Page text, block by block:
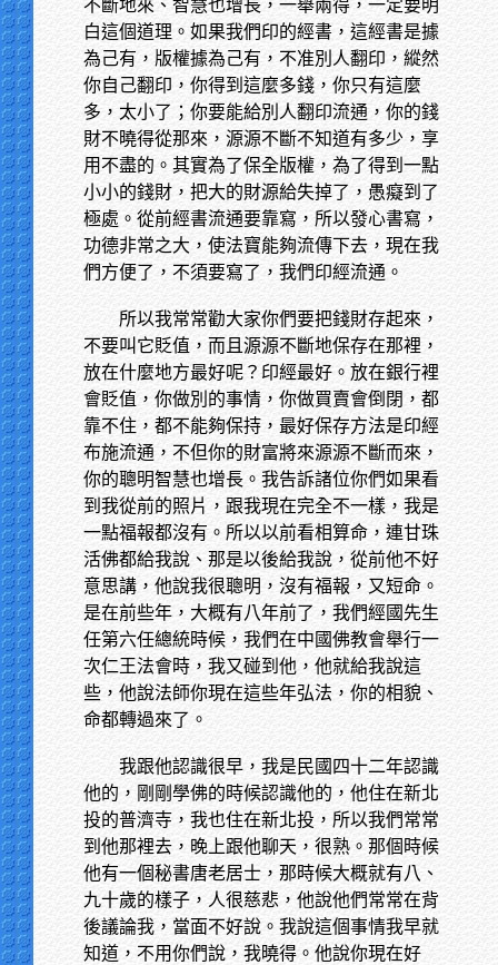
不斷地來、智慧也增長，一舉兩得，一定要明
白這個道理。如果我們印的經書，這經書是據
為己有，版權據為己有，不准別人翻印，縱然
你自己翻印，你得到這麼多錢，你只有這麼
多，太小了；你要能給別人翻印流通，你的錢
財不曉得從那來，源源不斷不知道有多少，享
用不盡的。其實為了保全版權，為了得到一點
小小的錢財，把大的財源給失掉了，愚癡到了
極處。從前經書流通要靠寫，所以發心書寫，
功德非常之大，使法寶能夠流傳下去，現在我
們方便了，不須要寫了，我們印經流通。
所以我常常勸大家你們要把錢財存起來，
不要叫它貶值，而且源源不斷地保存在那裡，
放在什麼地方最好呢？印經最好。放在銀行裡
會貶值，你做別的事情，你做買賣會倒閉，都
靠不住，都不能夠保持，最好保存方法是印經
布施流通，不但你的財富將來源源不斷而來，
你的聰明智慧也增長。我告訴諸位你們如果看
到我從前的照片，跟我現在完全不一樣，我是
一點福報都沒有。所以以前看相算命，連甘珠
活佛都給我說、那是以後給我說，從前他不好
意思講，他說我很聰明，沒有福報，又短命。
是在前些年，大概有八年前了，我們經國先生
任第六任總統時候，我們在中國佛教會舉行一
次仁王法會時，我又碰到他，他就給我說這
些，他說法師你現在這些年弘法，你的相貌、
命都轉過來了。
我跟他認識很早，我是民國四十二年認識
他的，剛剛學佛的時候認識他的，他住在新北
投的普濟寺，我也住在新北投，所以我們常常
到他那裡去，晚上跟他聊天，很熟。那個時候
他有一個秘書唐老居士，那時候大概就有八、
九十歲的樣子，人很慈悲，他說他們常常在背
後議論我，當面不好說。我說這個事情我早就
知道，不用你們說，我曉得。他說你現在好